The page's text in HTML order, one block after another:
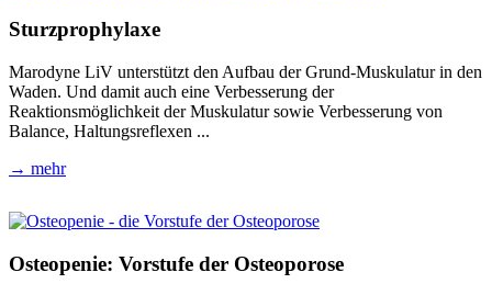
Sturzprophylaxe
Marodyne LiV unterstützt den Aufbau der Grund-Muskulatur in den
Waden. Und damit auch eine Verbesserung der
Reaktionsmöglichkeit der Muskulatur sowie Verbesserung von
Balance, Haltungsreflexen ...
→ mehr
Osteopenie: Vorstufe der Osteoporose